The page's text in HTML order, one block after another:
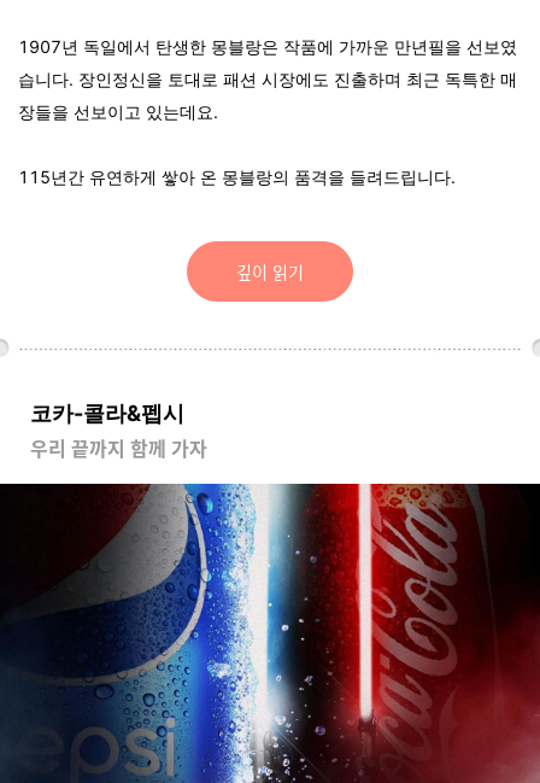
1907년 독일에서 탄생한 몽블랑은 작품에 가까운 만년필을 선보였
습니다. 장인정신을 토대로 패션 시장에도 진출하며 최근 독특한 매
장들을 선보이고 있는데요.
115년간 유연하게 쌓아 온 몽블랑의 품격을 들려드립니다.
깊이 읽기
코카-콜라&펩시
우리 끝까지 함께 가자